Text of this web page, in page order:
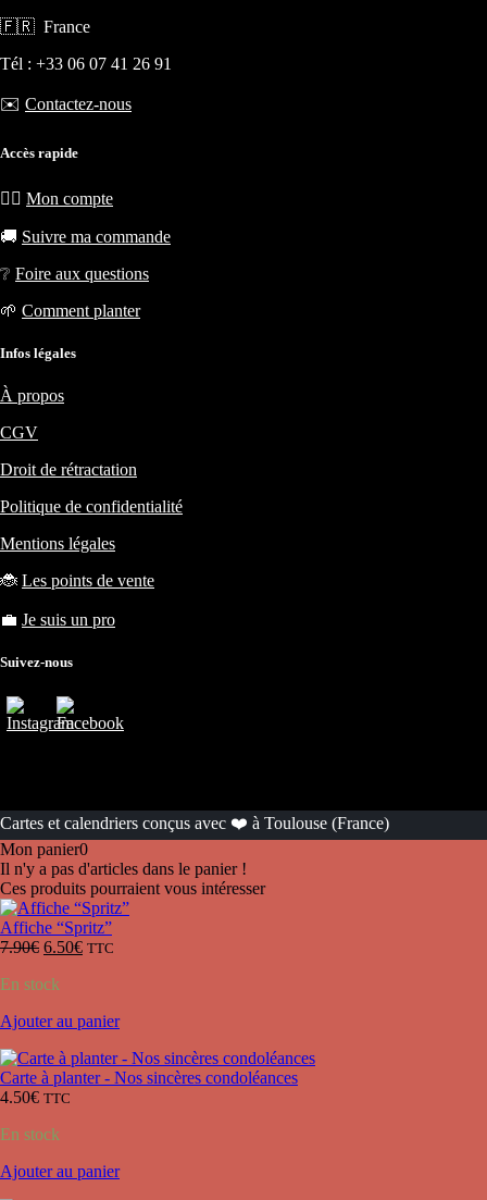
🇫🇷 France
Tél : +33 06 07 41 26 91
✉️ Contactez-nous
Accès rapide
🧙‍♂️ Mon compte
🚚 Suivre ma commande
❔ Foire aux questions
🌱 Comment planter
Infos légales
À propos
CGV
Droit de rétractation
Politique de confidentialité
Mentions légales
🐞 Les points de vente
💼 Je suis un pro
Suivez-nous
Cartes et calendriers conçus avec ❤️ à Toulouse (France)
Mon panier0
Il n'y a pas d'articles dans le panier !
Ces produits pourraient vous intéresser
Affiche “Spritz”
7.90€ 6.50€ TTC
En stock
Ajouter au panier
Carte à planter - Nos sincères condoléances
4.50€ TTC
En stock
Ajouter au panier